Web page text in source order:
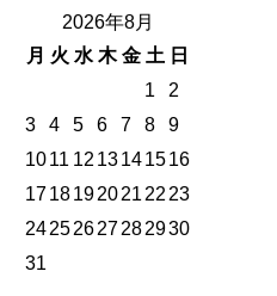
2026年8月
月 火 水 木 金 土 日
1
2
3
4 5 6 7 8
9
1011 12 13141516
1718192021 22 23
24252627282930
31